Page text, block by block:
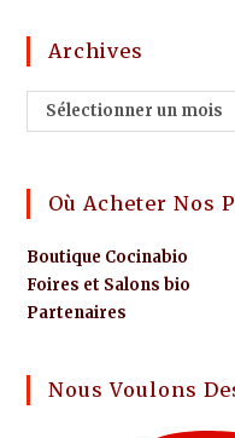
Archives
Sélectionner un mois
Où Acheter Nos
Boutique Cocinabio
Foires et Salons bio
Partenaires
Nous Voulons